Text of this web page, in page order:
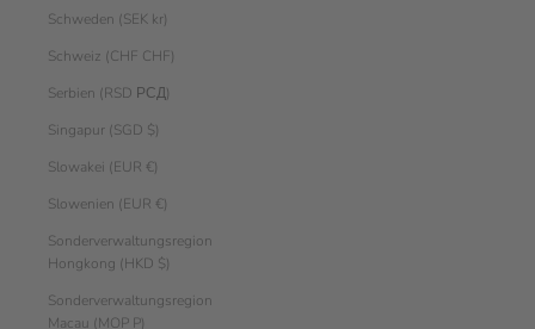
Schweden (SEK kr)
Schweiz (CHF CHF)
Serbien (RSD РСД)
Singapur (SGD $)
Slowakei (EUR €)
Slowenien (EUR €)
Sonderverwaltungsregion
Hongkong (HKD $)
Sonderverwaltungsregion
Macau (MOP P)